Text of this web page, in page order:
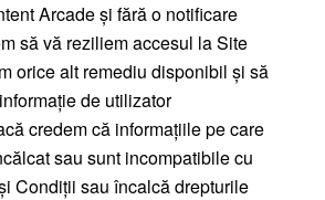
Arcade și fără o notificare
să vă reziliem accesul la Site
orice alt remediu disponibil și să
de utilizator
credem că informațiile pe care
sau sunt incompatibile cu
Condiții sau încalcă drepturile